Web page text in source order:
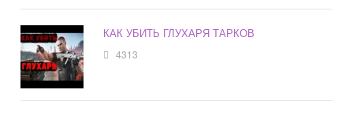
КАК УБИТЬ ГЛУХАРЯ ТАРКОВ
4313